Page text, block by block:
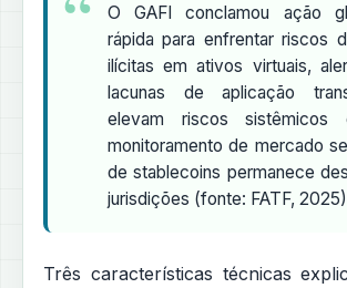
O GAFI conclamou ação
rápida para enfrentar riscos
ilícitas em ativos virtuais,
lacunas de aplicação
elevam riscos sistêmicos
monitoramento de mercado
de stablecoins permanece
jurisdições (fonte: FATF,
Três características técnicas